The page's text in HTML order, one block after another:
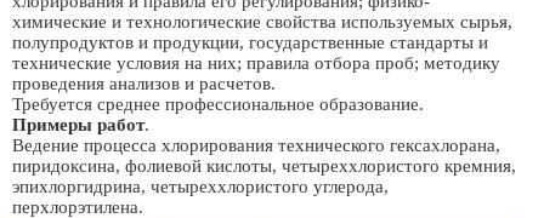
химические и технологические свойства используемых сырья,
полупродуктов и продукции, государственные стандарты и
технические условия на них; правила отбора проб; методику
проведения анализов и расчетов.
Требуется среднее профессиональное образование.
Примеры работ.
Ведение процесса хлорирования технического гексахлорана,
пиридоксина, фолиевой кислоты, четыреххлористого кремния,
эпихлоргидрина, четыреххлористого углерода,
перхлорэтилена.